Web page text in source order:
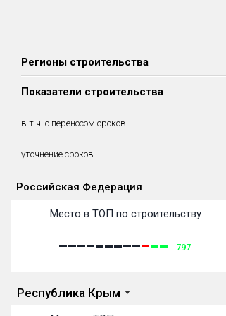
Регионы строительства
Показатели строительства
в т.ч. с переносом сроков
уточнение сроков
Сдано в 2018
0 м²
Сдано в 2019
0 м²
Российская Федерация
Место в ТОП по строительству
797
Республика Крым